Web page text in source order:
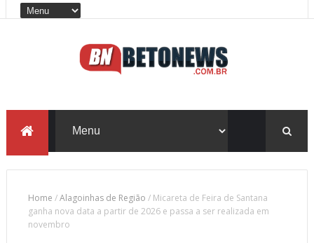
Home /Alagoinhas de Região / Micareta de Feira de Santana
ganha nova data a partir de 2026 e passa a ser realizada em
novembro